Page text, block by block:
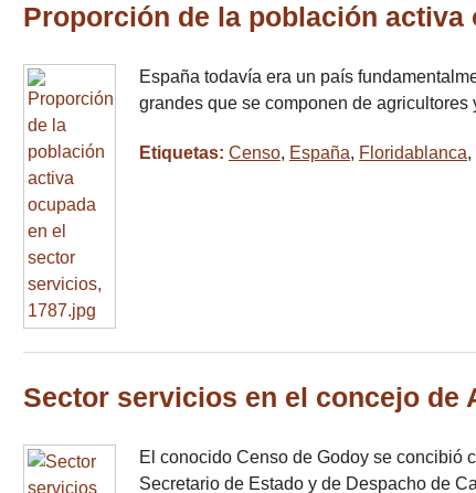
Proporción de la población
España todavía era un país
grandes que se componen de
Etiquetas: Censo, España, Floridablanca,
Sector servicios en el concejo de
El conocido Censo de Godoy se concibió
Secretario de Estado y de Despacho de